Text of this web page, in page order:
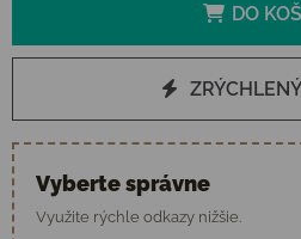
DO
Vyberte správne
Využite rýchle odkazy nižšie.